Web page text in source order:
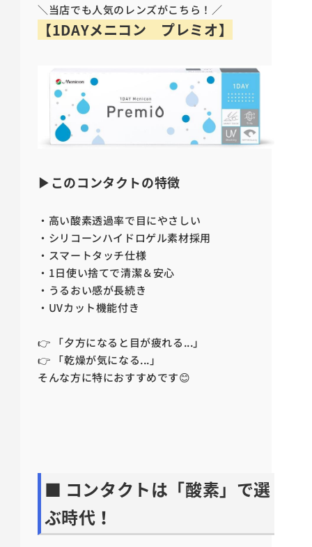
＼当店でも人気のレンズがこちら！／
【1DAYメニコン プレミオ】
▶このコンタクトの特徴
・高い酸素透過率で目にやさしい
・シリコーンハイドロゲル素材採用
・スマートタッチ仕様
・1日使い捨てで清潔＆安心
・うるおい感が長続き
・UVカット機能付き
👉 「夕方になると目が疲れる...」
👉 「乾燥が気になる...」
そんな方に特におすすめです😊
■ コンタクトは「酸素」で選
ぶ時代！